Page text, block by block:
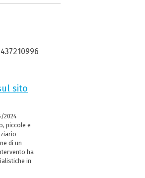
sito
2024
piccole e
di un
ha
in